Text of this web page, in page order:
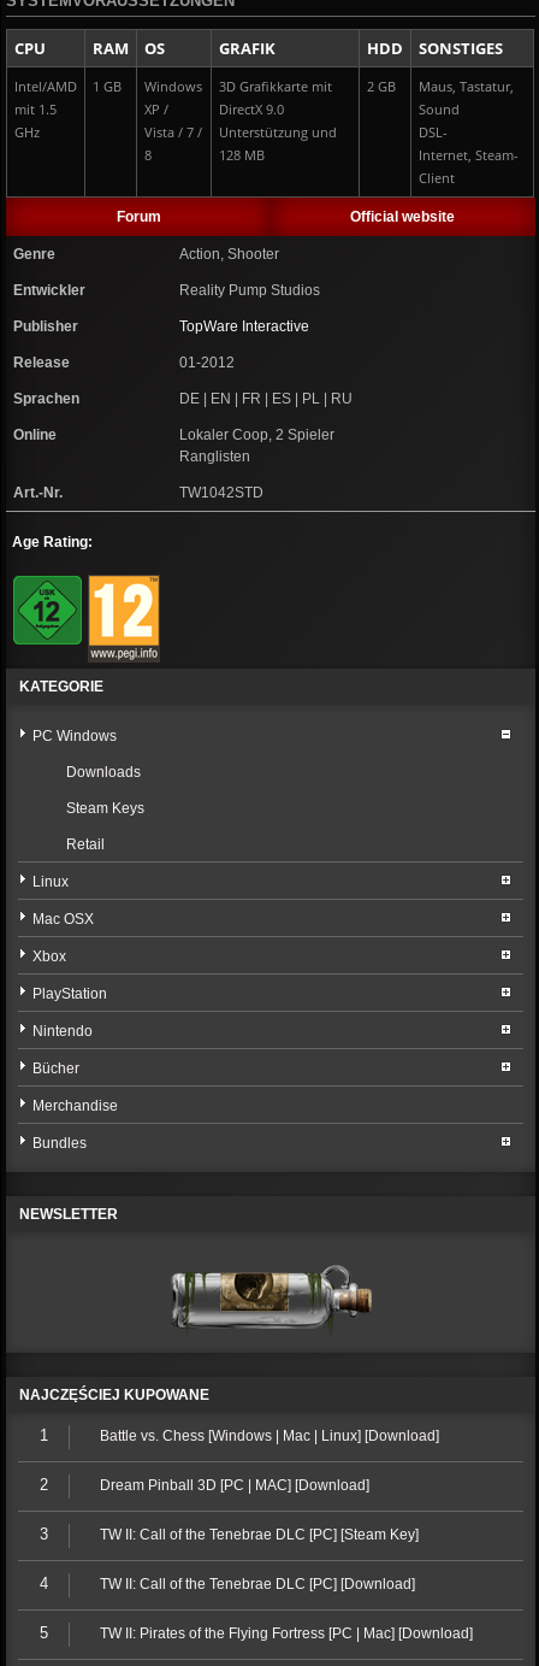
CPU RAM OS GRAFIK HDD SONSTIGES
Intel/AMD
mit 1.5
GHz
1 GB
Windows
XP /
Vista / 7 /
8
3D Grafikkarte mit
DirectX 9.0
Unterstützung und
128 MB
2 GB
Maus, Tastatur,
Sound
DSL-
Internet, Steam-
Client
Forum Official website
Genre Action, Shooter
Entwickler Reality Pump Studios
Publisher TopWare Interactive
Release 01-2012
Sprachen DE | EN | FR | ES | PL | RU
Online
Lokaler Coop, 2 Spieler
Ranglisten
Art.-Nr. TW1042STD
Age Rating:
KATEGORIE
PC Windows
Downloads
Steam Keys
Retail
Linux
Mac OSX
Xbox
PlayStation
Nintendo
Bücher
Merchandise
Bundles
NEWSLETTER
NAJCZĘŚCIEJ KUPOWANE
1 Battle vs. Chess [Windows | Mac | Linux] [Download]
2 Dream Pinball 3D [PC | MAC] [Download]
3 TW II: Call of the Tenebrae DLC [PC] [Steam Key]
4 TW II: Call of the Tenebrae DLC [PC] [Download]
5 TW II: Pirates of the Flying Fortress [PC | Mac] [Download]